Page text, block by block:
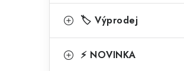
🏷️ Výprodej
⚡ NOVINKA